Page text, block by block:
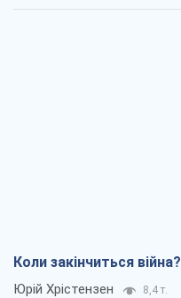
Коли закінчиться війна?
Юрій Хрістензен 8,4 т.